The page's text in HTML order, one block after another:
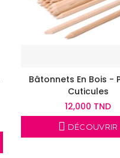
Bâtonnets En Bois -
Cuticules
12,000 TND
DÉCOUVRIR